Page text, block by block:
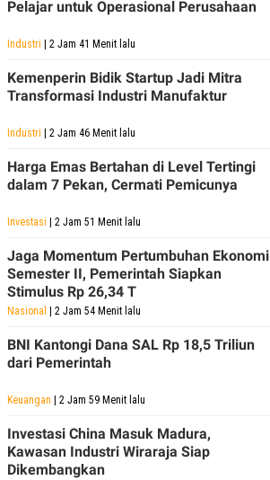
Pelajar untuk Operasional Perusahaan
Industri | 2 Jam 41 Menit lalu
Kemenperin Bidik Startup Jadi Mitra
Transformasi Industri Manufaktur
Industri | 2 Jam 46 Menit lalu
Harga Emas Bertahan di Level Tertingi
dalam 7 Pekan, Cermati Pemicunya
Investasi | 2 Jam 51 Menit lalu
Jaga Momentum Pertumbuhan Ekonomi
Semester II, Pemerintah Siapkan
Stimulus Rp 26,34 T
Nasional | 2 Jam 54 Menit lalu
BNI Kantongi Dana SAL Rp 18,5 Triliun
dari Pemerintah
Keuangan | 2 Jam 59 Menit lalu
Investasi China Masuk Madura,
Kawasan Industri Wiraraja Siap
Dikembangkan